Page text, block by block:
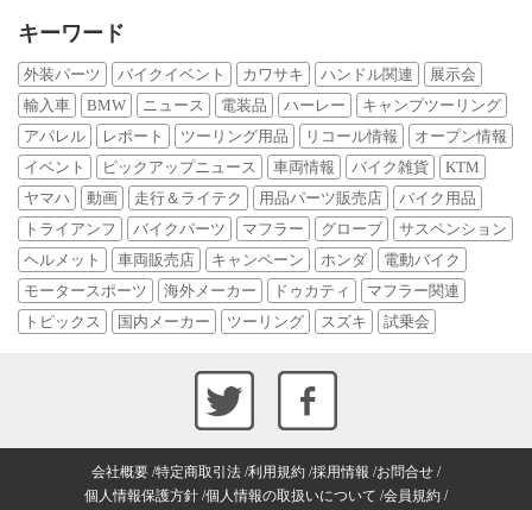
キーワード
外装パーツ バイクイベント カワサキ ハンドル関連
展示会
輸入車
BMW ニュース 電装品 ハーレー
キャンプツーリング
アパレル
レポート ツーリング用品 リコール情報
オープン情報
イベント
ピックアップニュース 車両情報 バイク雑貨
KTM
ヤマハ
動画 走行＆ライテク 用品パーツ販売店
バイク用品
トライアンフ
バイクパーツ マフラー グローブ
サスペンション
ヘルメット
車両販売店 キャンペーン ホンダ
電動バイク
モータースポーツ
海外メーカー ドゥカティ
マフラー関連
トピックス
国内メーカー ツーリング スズキ 試乗会
会社概要 特定商取引法 利用規約 採用情報 お問合せ
個人情報保護方針 個人情報の取扱いについて 会員規約